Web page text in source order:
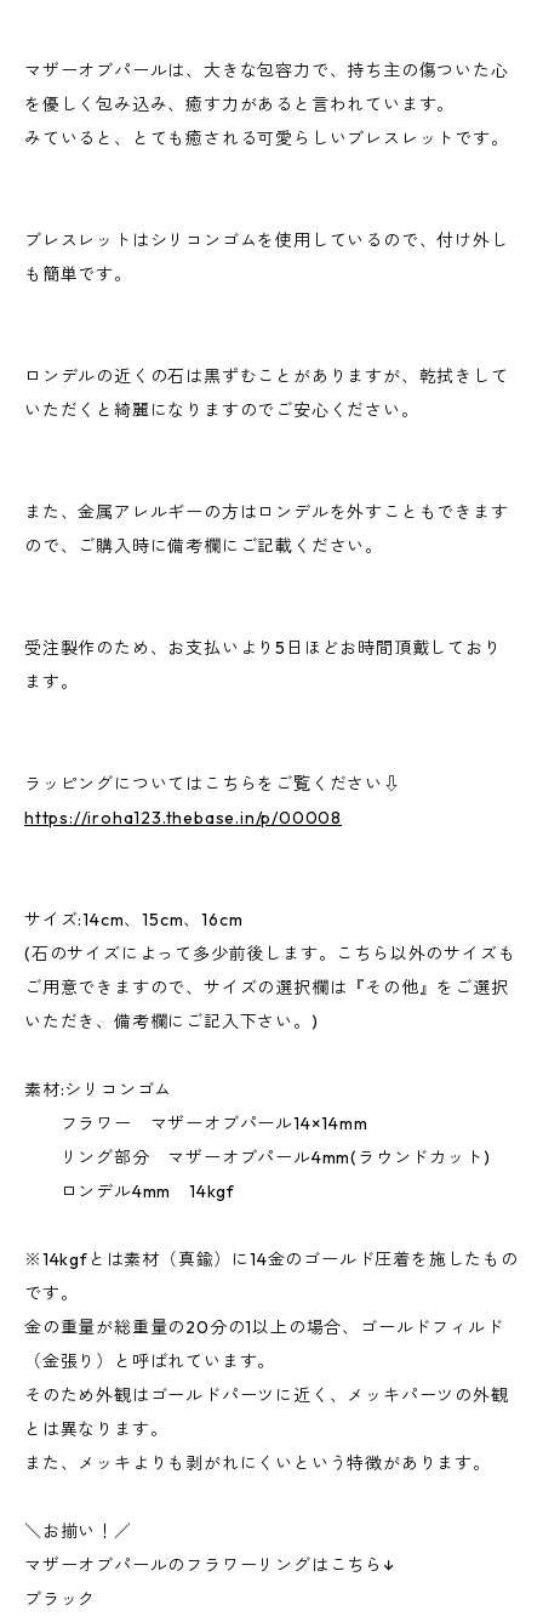
マザーオブパールは、大きな包容力で、持ち主の傷ついた心
を優しく包み込み、癒す力があると言われています。
みていると、とても癒される可愛らしいブレスレットです。
ブレスレットはシリコンゴムを使用しているので、付け外し
も簡単です。
ロンデルの近くの石は黒ずむことがありますが、乾拭きして
いただくと綺麗になりますのでご安心ください。
また、金属アレルギーの方はロンデルを外すこともできます
ので、ご購入時に備考欄にご記載ください。
受注製作のため、お支払いより5日ほどお時間頂戴しており
ます。
ラッピングについてはこちらをご覧ください⇩
https://iroha123.thebase.in/p/00008
サイズ:14cm、15cm、16cm
(石のサイズによって多少前後します。こちら以外のサイズも
ご用意できますので、サイズの選択欄は『その他』をご選択
いただき、備考欄にご記入下さい。)
素材:シリコンゴム
フラワー マザーオブパール14×14mm
リング部分 マザーオブパール4mm(ラウンドカット)
ロンデル4mm 14kgf
※14kgfとは素材（真鍮）に14金のゴールド圧着を施したもの
です。
金の重量が総重量の20分の1以上の場合、ゴールドフィルド
（金張り）と呼ばれています。
そのため外観はゴールドパーツに近く、メッキパーツの外観
とは異なります。
また、メッキよりも剥がれにくいという特徴があります。
＼お揃い！／
マザーオブパールのフラワーリングはこちら↓
ブラック